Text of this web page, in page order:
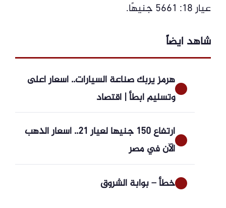
عيار 18: 5661 جنيهًا.
شاهد ايضاً
هرمز يربك صناعة السيارات.. أسعار أعلى
وتسليم أبطأ | اقتصاد
ارتفاع 150 جنيها لعيار 21.. أسعار الذهب
الآن في مصر
خطأ – بوابة الشروق